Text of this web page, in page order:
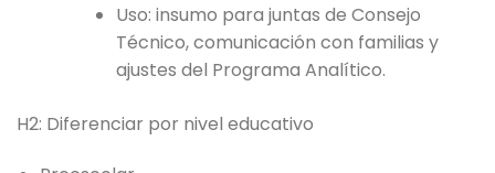
Uso: insumo para juntas de Consejo
Técnico, comunicación con familias y
ajustes del Programa Analítico.
H2: Diferenciar por nivel educativo